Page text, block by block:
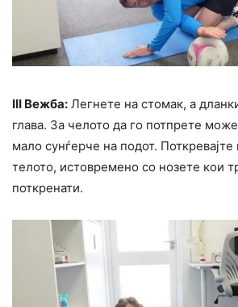
III Вежба: Легнете на стомак, а
глава. За челото да го потпрете
мало сунѓерче на подот.
телото, истовремено со нозете кои
поткренати.